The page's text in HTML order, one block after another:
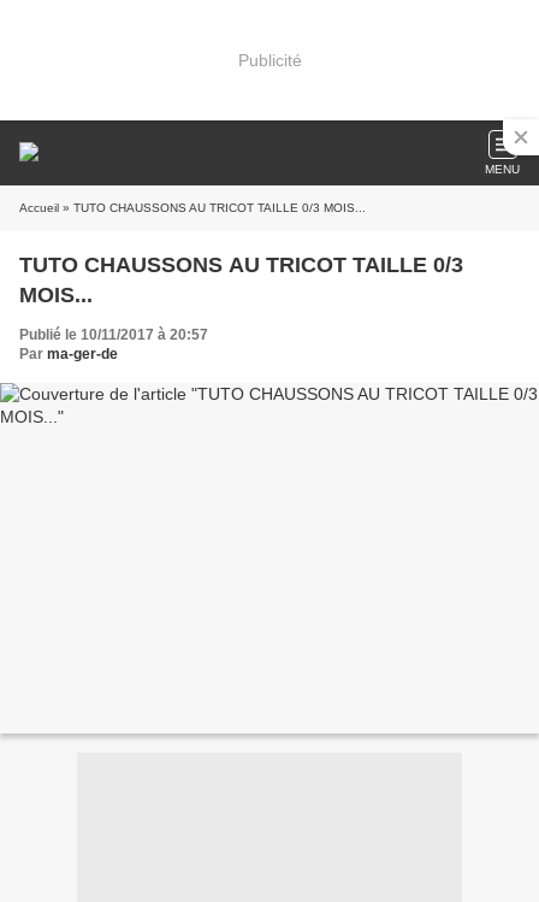
Publicité
MENU
Accueil » TUTO CHAUSSONS AU TRICOT TAILLE 0/3 MOIS...
TUTO CHAUSSONS AU TRICOT TAILLE 0/3
MOIS...
Publié le 10/11/2017 à 20:57
Par ma-ger-de